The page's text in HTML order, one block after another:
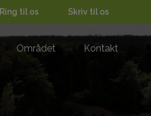
Ring til os Skriv til os
Området Kontakt